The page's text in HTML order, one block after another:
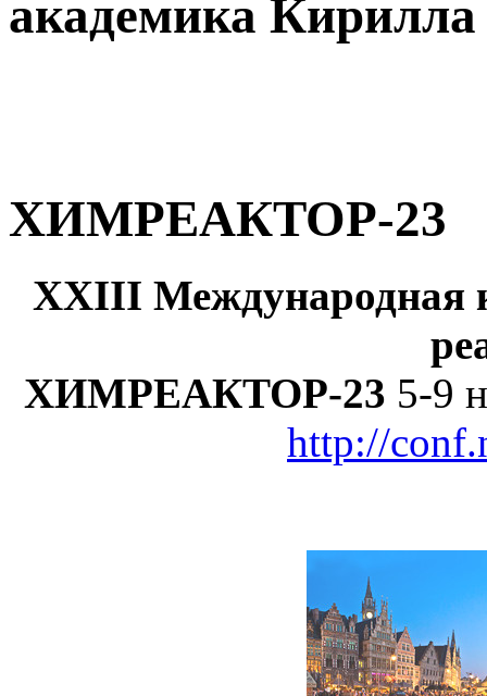
академика
ХИМРЕАКТОР-23
XXIII Международная
ХИМРЕАКТОР-23 5-9
http://